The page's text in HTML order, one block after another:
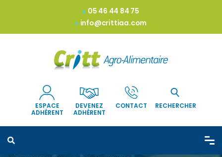
05 46 44 84 75
info@crittiaa.com
ESPACE
ADHÉRENT
DEVENEZ
ADHÉRENT
CONTACT RECHERCHER